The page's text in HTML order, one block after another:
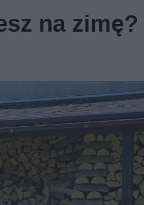
na zimę?